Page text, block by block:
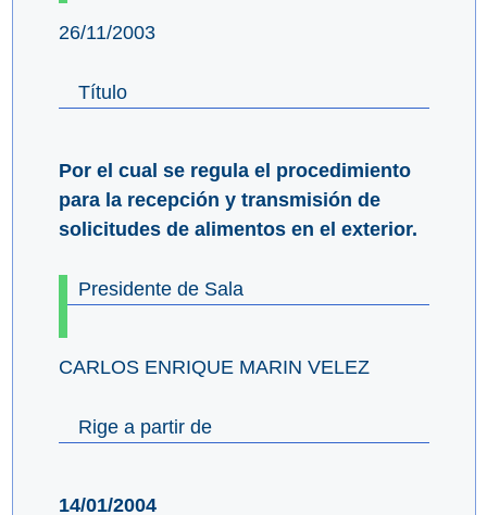
26/11/2003
Título
Por el cual se regula el procedimiento
para la recepción y transmisión de
solicitudes de alimentos en el exterior.
Presidente de Sala
CARLOS ENRIQUE MARIN VELEZ
Rige a partir de
14/01/2004